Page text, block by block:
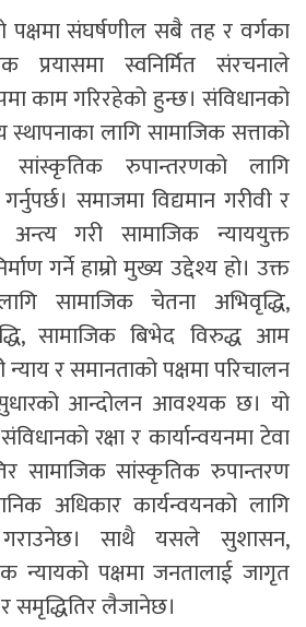
संघर्षणील सबै तह र वर्गका
प्रयासमा स्वनिर्मित संरचनाले
काम गरिरहेको हुन्छ। संविधानको
स्थापनाका लागि सामाजिक सत्ताको
सांस्कृतिक रुपान्तरणको लागि
समाजमा विद्यमान गरीवी र
गरी सामाजिक न्याययुक्त
गर्ने हाम्रो मुख्य उद्देश्य हो। उक्त
सामाजिक चेतना अभिवृद्धि,
सामाजिक बिभेद विरुद्ध आम
र समानताको पक्षमा परिचालन
आन्दोलन आवश्यक छ। यो
रक्षा र कार्यान्वयनमा टेवा
सामाजिक सांस्कृतिक रुपान्तरण
अधिकार कार्यन्वयनको लागि
गराउनेछ। साथै यसले सुशासन,
न्यायको पक्षमा जनतालाई जागृत
समृद्धितिर लैजानेछ।